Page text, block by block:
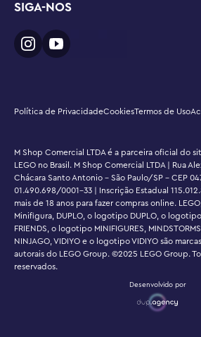
SIGA-NOS
Política de PrivacidadeCookiesTermos de Uso
M Shop Comercial LTDA é a parceira oficial do
LEGO no Brasil. M Shop Comercial LTDA | Rua
Chácara Santo Antonio - São Paulo/SP - CEP
01.490.698/0001-33 | Inscrição Estadual
mais de 18 anos para fazer compras online.
Minifigura, DUPLO, o logotipo DUPLO, o
FRIENDS, o logotipo MINIFIGURES,
NINJAGO, VIDIYO e o logotipo VIDIYO são
autorais do LEGO Group. ©2025 LEGO Group.
reservados.
Desenvolvido por